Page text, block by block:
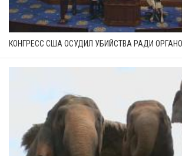
КОНГРЕСС США ОСУДИЛ УБИЙСТВА РАДИ